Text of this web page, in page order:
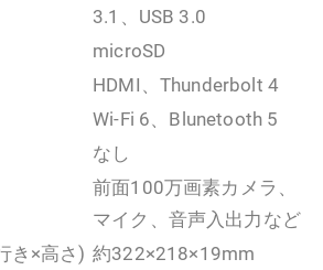
3.1、USB 3.0
microSD
HDMI、Thunderbolt 4
Wi-Fi 6、Blunetooth 5
なし
前面100万画素カメラ、
マイク、音声入出力など
き×高さ) 約322×218×19mm